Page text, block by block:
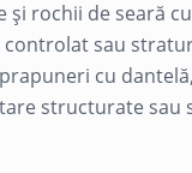
și rochii de seară
controlat sau
cu
structurate sau